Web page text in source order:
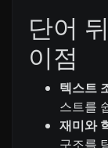
단어
이점
텍스트
스트를
재미와
구조를